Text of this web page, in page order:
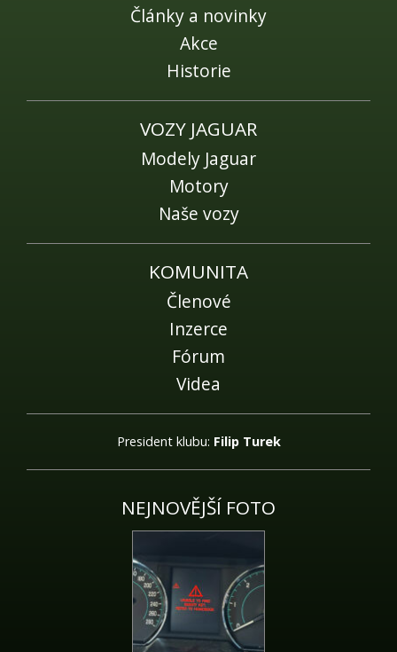
Články a novinky
Akce
Historie
VOZY JAGUAR
Modely Jaguar
Motory
Naše vozy
KOMUNITA
Členové
Inzerce
Fórum
Videa
President klubu: Filip Turek
NEJNOVĚJŠÍ FOTO